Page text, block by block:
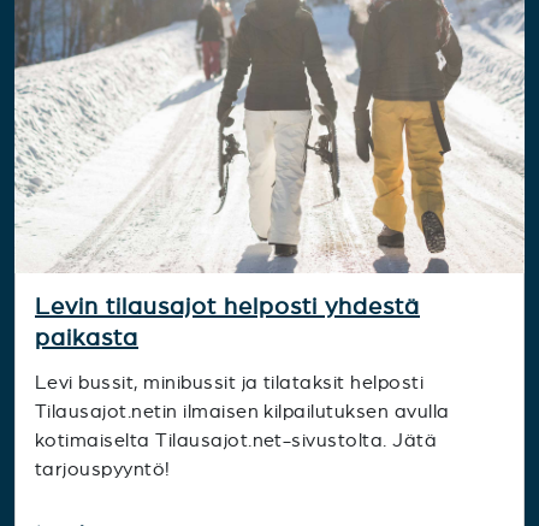
Levin tilausajot helposti yhdestä
paikasta
Levi bussit, minibussit ja tilataksit helposti
Tilausajot.netin ilmaisen kilpailutuksen avulla
kotimaiselta Tilausajot.net-sivustolta. Jätä
tarjouspyyntö!